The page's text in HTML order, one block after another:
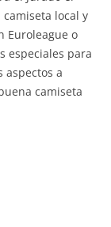
local y
Euroleague o
especiales para
aspectos a
camiseta